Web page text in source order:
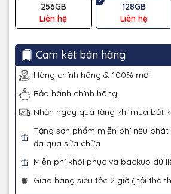
256GB
Liên hệ
128GB
Liên hệ
Cam kết bán hàng
Hàng chính hãng & 100% mới
Bảo hành chính hãng
Nhận ngay quà tặng khi mua bất
Tặng sản phẩm miễn phí nếu phát
đã qua sửa chữa
Miễn phí khôi phục và backup dữ
Giao hàng siêu tốc 2 giờ (nội